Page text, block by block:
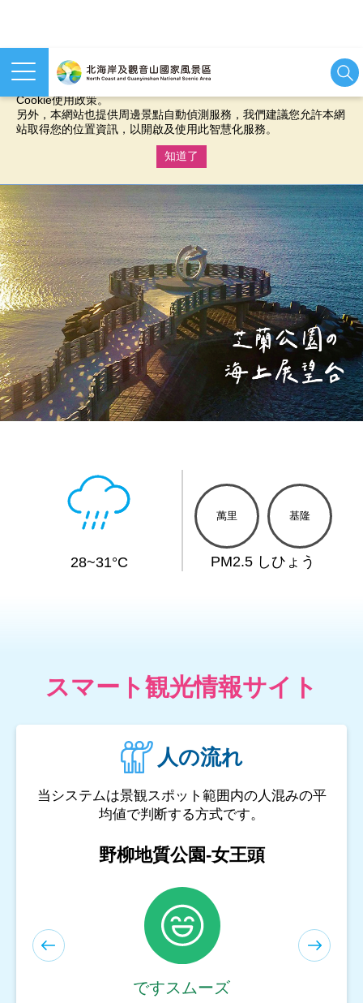
本網站使用cookies等相關技術以持續優化網站服務，並有助於為
您提供更佳的體驗，當您繼續使用本網站即表示您同意我們的
Cookie使用政策。
另外，本網站也提供周邊景點自動偵測服務，我們建議您允許本網
站取得您的位置資訊，以開啟及使用此智慧化服務。
知道了
基隆-和平島公園
28~31°C
萬里 基隆
PM2.5 しひょう
スマート観光情報サイト
人の流れ
当システムは景観スポット範囲内の人混みの平
均値で判断する方式です。
和平島公園-等嶼亭
ですスムーズ